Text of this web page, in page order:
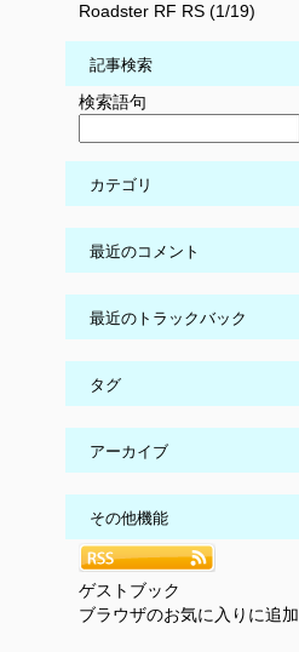
Roadster RF RS (1/19)
記事検索
検索語句
カテゴリ
最近のコメント
最近のトラックバック
タグ
アーカイブ
その他機能
ゲストブック
ブラウザのお気に入りに追加